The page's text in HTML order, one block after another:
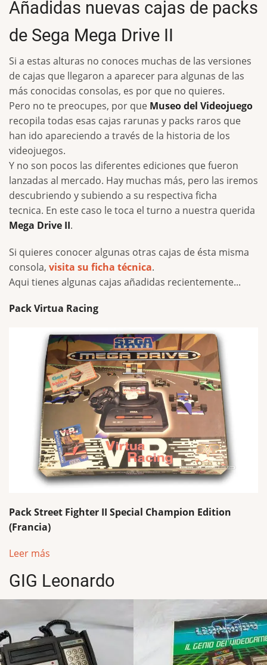
Añadidas nuevas cajas de packs
de Sega Mega Drive II
Si a estas alturas no conoces muchas de las versiones
de cajas que llegaron a aparecer para algunas de las
más conocidas consolas, es por que no quieres.
Pero no te preocupes, por que Museo del Videojuego
recopila todas esas cajas rarunas y packs raros que
han ido apareciendo a través de la historia de los
videojuegos.
Y no son pocos las diferentes ediciones que fueron
lanzadas al mercado. Hay muchas más, pero las iremos
descubriendo y subiendo a su respectiva ficha
tecnica. En este caso le toca el turno a nuestra querida
Mega Drive II.
Si quieres conocer algunas otras cajas de ésta misma
consola, visita su ficha técnica.
Aqui tienes algunas cajas añadidas recientemente...
Pack Virtua Racing
Pack Street Fighter II Special Champion Edition
(Francia)
Leer más
GIG Leonardo